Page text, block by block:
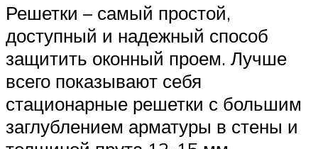
Решетки – самый простой,
доступный и надежный способ
защитить оконный проем. Лучше
всего показывают себя
стационарные решетки с большим
заглублением арматуры в стены и